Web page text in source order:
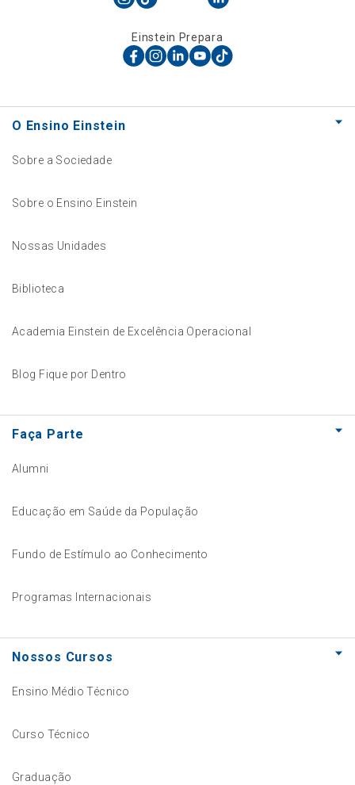
Einstein Prepara
O Ensino Einstein
Sobre a Sociedade
Sobre o Ensino Einstein
Nossas Unidades
Biblioteca
Academia Einstein de Excelência Operacional
Blog Fique por Dentro
Faça Parte
Alumni
Educação em Saúde da População
Fundo de Estímulo ao Conhecimento
Programas Internacionais
Nossos Cursos
Ensino Médio Técnico
Curso Técnico
Graduação